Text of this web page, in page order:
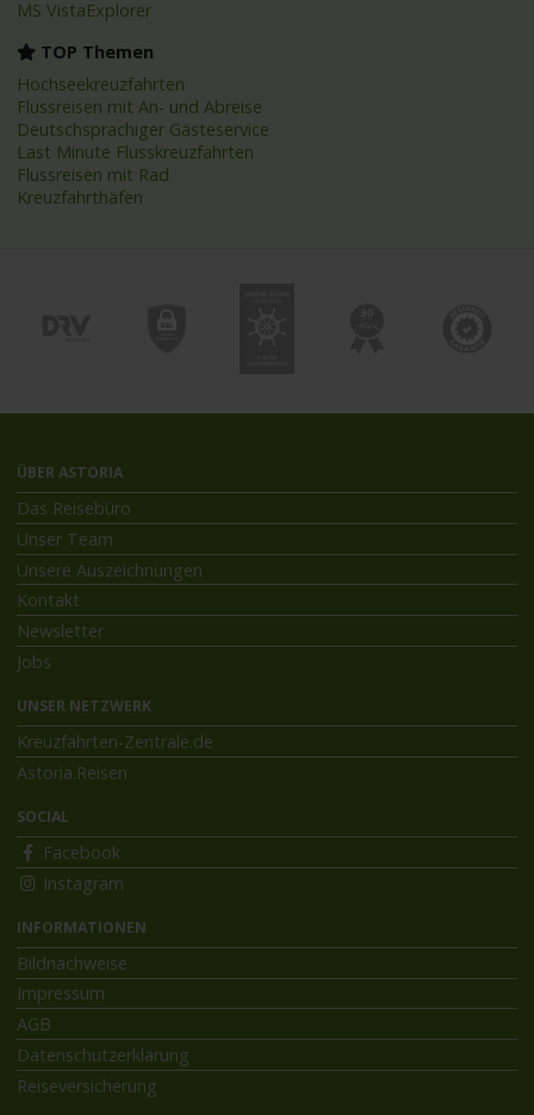
MS VistaExplorer
TOP Themen
Hochseekreuzfahrten
Flussreisen mit An- und Abreise
Deutschsprachiger Gästeservice
Last Minute Flusskreuzfahrten
Flussreisen mit Rad
Kreuzfahrthäfen
ÜBER ASTORIA
Das Reisebüro
Unser Team
Unsere Auszeichnungen
Kontakt
Newsletter
Jobs
UNSER NETZWERK
Kreuzfahrten-Zentrale.de
Astoria.Reisen
SOCIAL
Facebook
Instagram
INFORMATIONEN
Bildnachweise
Impressum
AGB
Datenschutzerklärung
Reiseversicherung